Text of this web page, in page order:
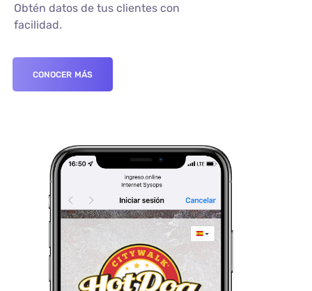
Obtén datos de tus clientes con
facilidad.
CONOCER MÁS